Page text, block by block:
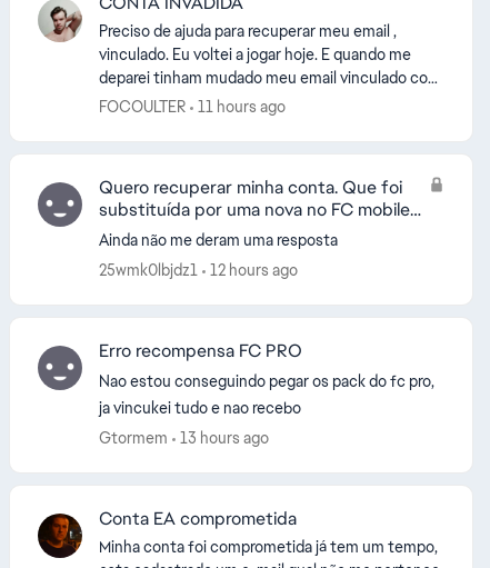
Preciso de ajuda para recuperar meu email ,
vinculado. Eu voltei a jogar hoje. E quando me
deparei tinham mudado meu email vinculado com
a PlayStation Network. Está com email de gringo.
FOCOULTER 11 hours ago
Quero recuperar minha conta. Que foi
substituída por uma nova no FC mobile
26
Ainda não me deram uma resposta
25wmk0lbjdz1
12 hours ago
Erro recompensa FC PRO
Nao estou conseguindo pegar os pack do fc pro,
ja vincukei tudo e nao recebo
Gtormem
13 hours ago
Conta EA comprometida
Minha conta foi comprometida já tem um tempo,